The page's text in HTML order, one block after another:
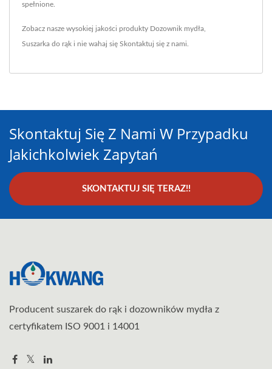
spełnione.
Zobacz nasze wysokiej jakości produkty Dozownik mydła
Suszarka do rąk i nie wahaj się Skontaktuj się z nami
Skontaktuj Się Z Nami W Przypadku
Jakichkolwiek Zapytań
SKONTAKTUJ SIĘ TERAZ!!
Producent suszarek do rąk i dozowników mydła z
certyfikatem ISO 9001 i 14001